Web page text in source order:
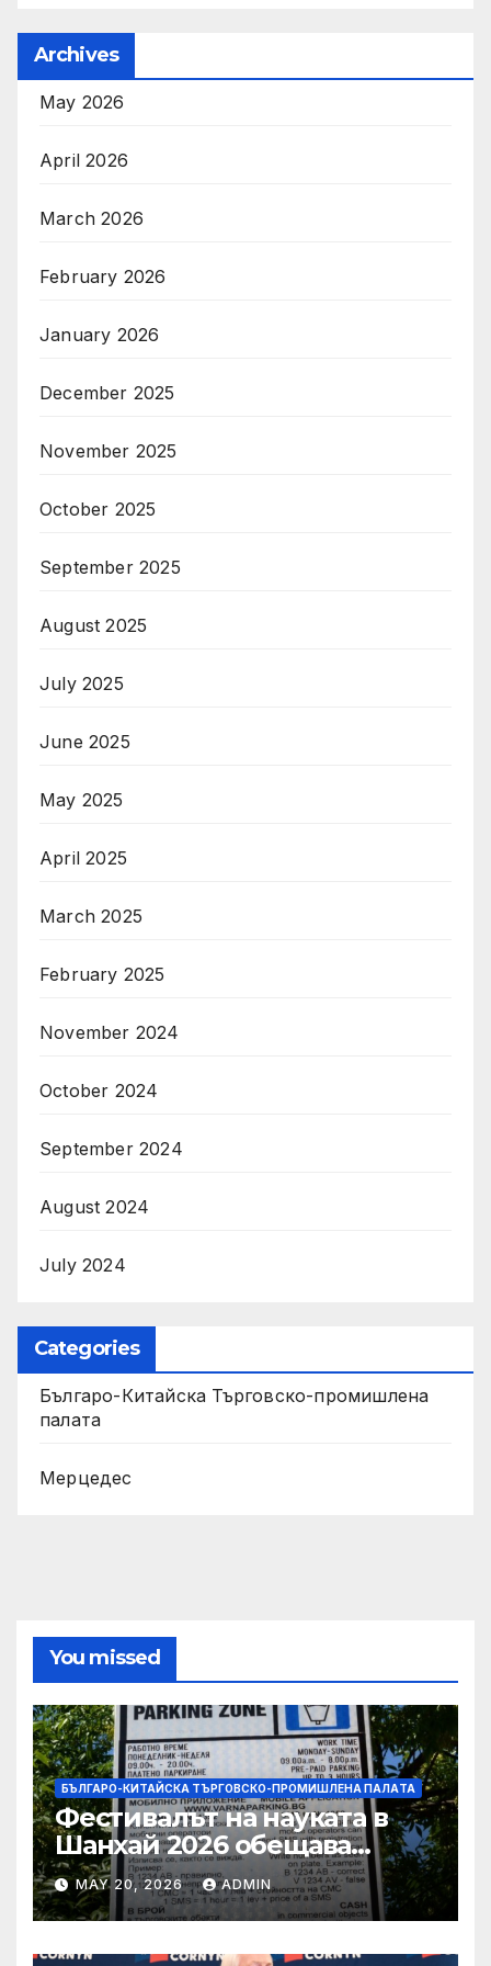
Archives
May 2026
April 2026
March 2026
February 2026
January 2026
December 2025
November 2025
October 2025
September 2025
August 2025
July 2025
June 2025
May 2025
April 2025
March 2025
February 2025
November 2024
October 2024
September 2024
August 2024
July 2024
Categories
Българо-Китайска Търговско-промишлена
палaта
Мерцедес
You missed
БЪЛГАРО-КИТАЙСКА ТЪРГОВСКО-ПРОМИШЛЕНА ПАЛAТА
Фестивалът на науката в
Шанхай 2026 обещава
вълнуващи научно-
технологични иновации
MAY 20, 2026 ADMIN